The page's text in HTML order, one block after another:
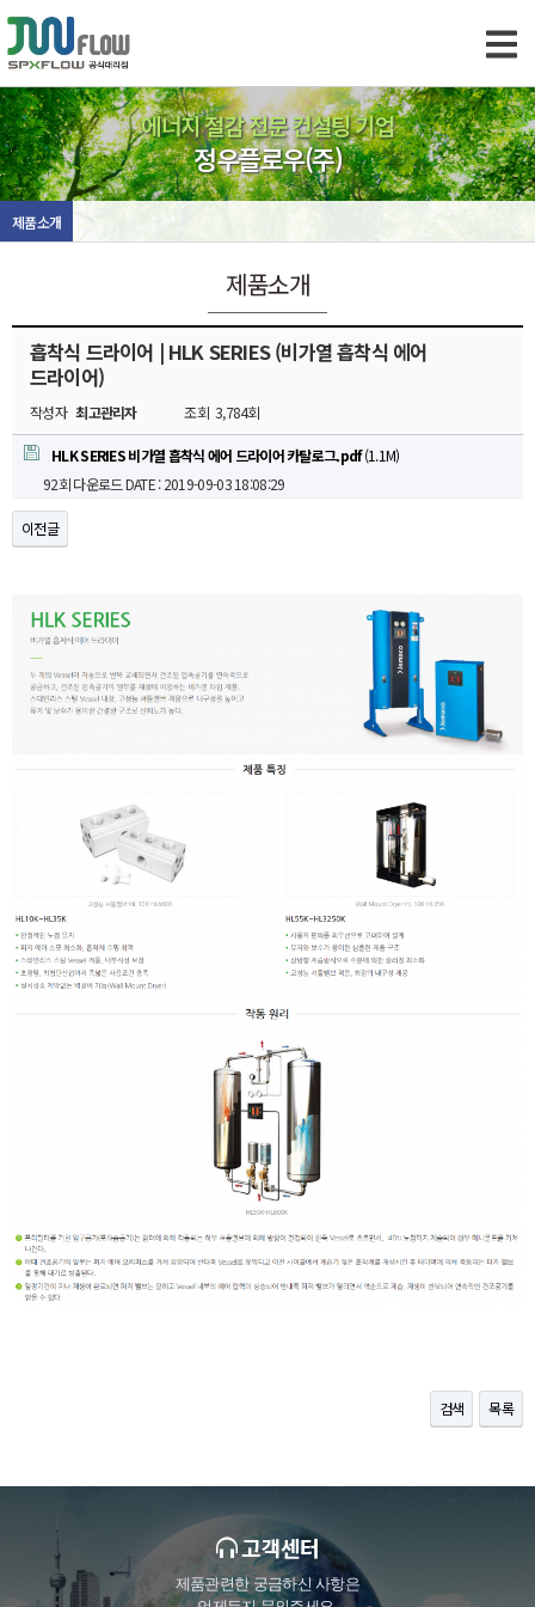
에너지 절감 전문 컨설팅 기업
정우플로우(주)
제품소개
제품소개
흡착식 드라이어 | HLK SERIES (비가열 흡착식 에어
드라이어)
작성자 최고관리자 조회 3,784회
HLK SERIES 비가열 흡착식 에어 드라이어 카탈로그.pdf(1.1M)
92회 다운로드DATE : 2019-09-03 18:08:29
이전글
검색 목록
고객센터
제품관련한 궁금하신 사항은